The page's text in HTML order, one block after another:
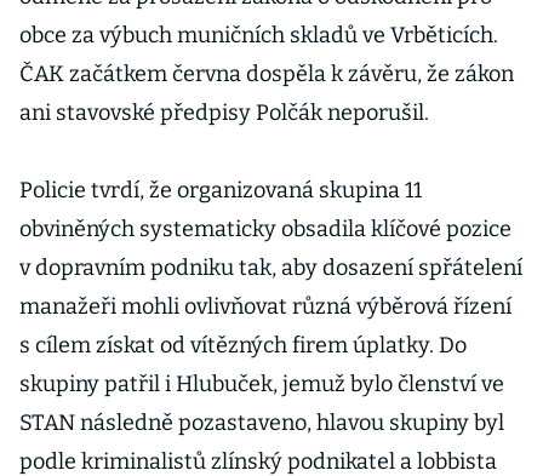
obce za výbuch muničních skladů ve Vrběticích.
ČAK začátkem června dospěla k závěru, že zákon
ani stavovské předpisy Polčák neporušil.
Policie tvrdí, že organizovaná skupina 11
obviněných systematicky obsadila klíčové pozice
v dopravním podniku tak, aby dosazení spřátelení
manažeři mohli ovlivňovat různá výběrová řízení
s cílem získat od vítězných firem úplatky. Do
skupiny patřil i Hlubuček, jemuž bylo členství ve
STAN následně pozastaveno, hlavou skupiny byl
podle kriminalistů zlínský podnikatel a lobbista